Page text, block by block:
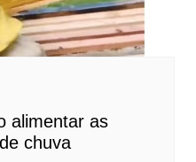
alimentar as
chuva